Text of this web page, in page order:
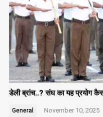
डेली ब्रांच..? संघ का यह प्रयोग
General November 10, 2025